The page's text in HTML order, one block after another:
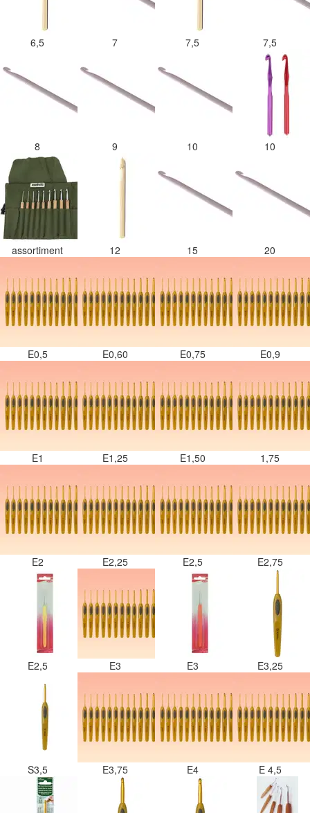
6,5 7 7,5 7,5
8 9 10 10
assortiment 12 15 20
E0,5 E0,60 E0,75 E0,9
E1 E1,25 E1,50 1,75
E2 E2,25 E2,5 E2,75
E2,5 E3 E3 E3,25
S3,5 E3,75 E4 E 4,5